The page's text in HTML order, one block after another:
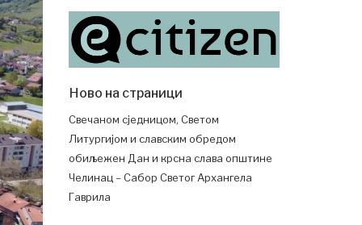
Ново на страници
Свечаном сједницом, Светом
Литургијом и славским обредом
обиљежен Дан и крсна слава општине
Челинац – Сабор Светог Архангела
Гаврила